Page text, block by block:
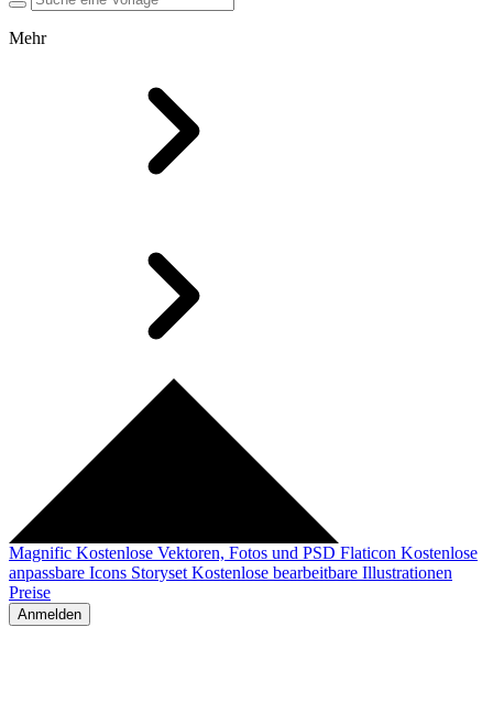
Mehr
Magnific Kostenlose Vektoren, Fotos und PSD Flaticon Kostenlose
anpassbare Icons Storyset Kostenlose bearbeitbare Illustrationen
Preise
Anmelden